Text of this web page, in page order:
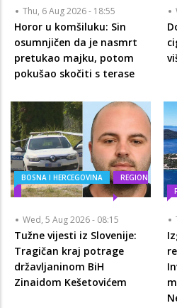
Thu, 6 Aug 2026 - 18:55
Horor u komšiluku: Sin
osumnjičen da je nasmrt
pretukao majku, potom
pokušao skočiti s terase
BOSNA I HERCEGOVINA REGION
Wed, 5 Aug 2026 - 08:15
Tužne vijesti iz Slovenije:
Tragičan kraj potrage
državljaninom BiH
Zinaidom Kešetovićem